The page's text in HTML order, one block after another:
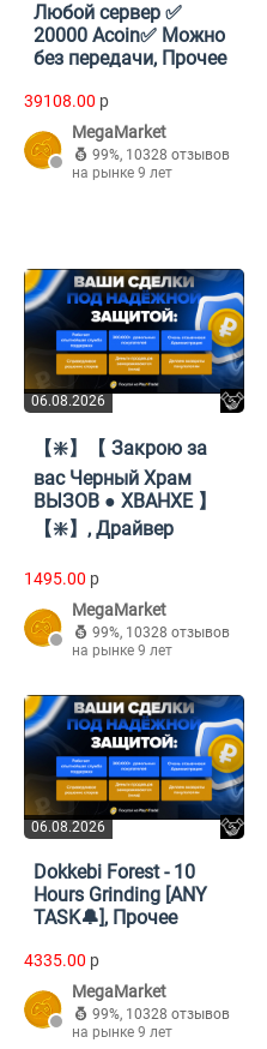
Любой сервер ✅
20000 Acoin✅ Можно
без передачи, Прочее
39108.00 p
MegaMarket
99%, 10328 отзывов
на рынке 9 лет
06.08.2026
【❇️】【 Закрою за
вас Черный Храм
ВЫЗОВ ● ХВАНХЕ 】
【❇️】, Драйвер
1495.00 p
MegaMarket
99%, 10328 отзывов
на рынке 9 лет
06.08.2026
Dokkebi Forest - 10
Hours Grinding [ANY
TASK🔔], Прочее
4335.00 p
MegaMarket
99%, 10328 отзывов
на рынке 9 лет